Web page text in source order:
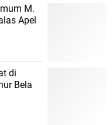
M.
Apel
di
Bela